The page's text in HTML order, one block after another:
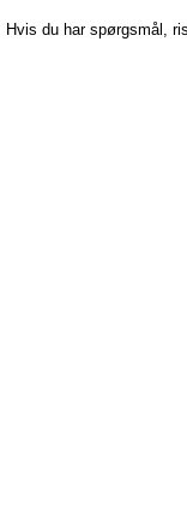
Hvis du har spørgsmål,